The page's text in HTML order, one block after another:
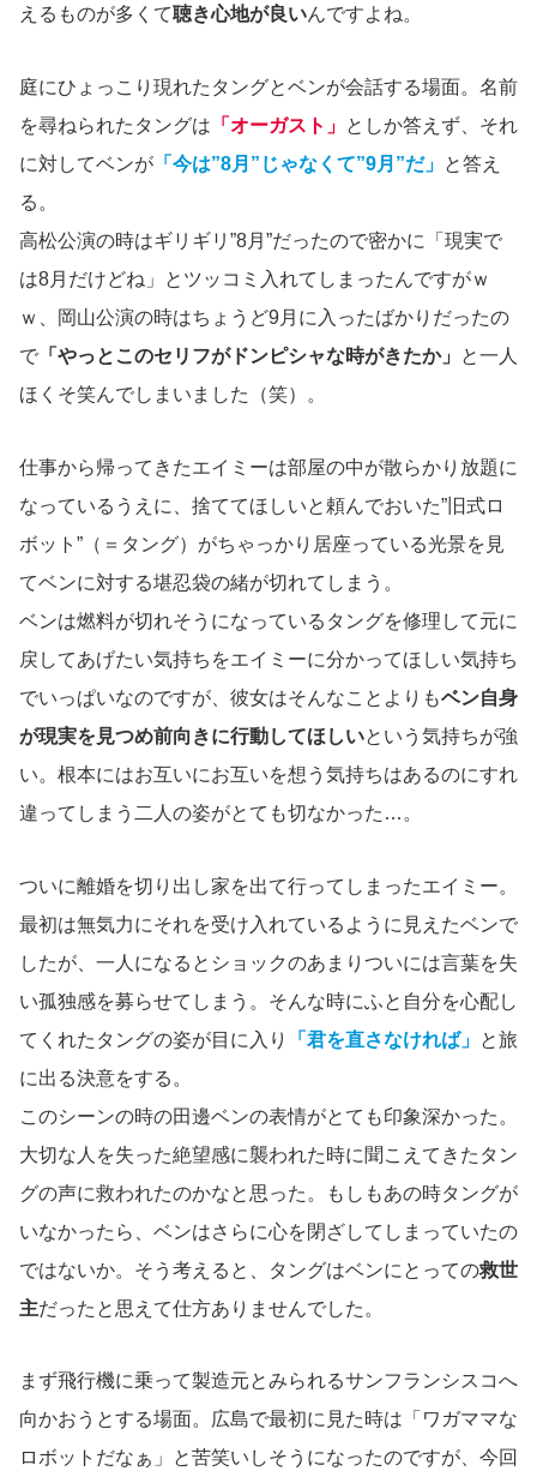
えるものが多くて聴き心地が良いんですよね。
庭にひょっこり現れたタングとベンが会話する場面。名前
を尋ねられたタングは 「オーガスト」 としか答えず、それ
に対してベンが 「今は”8月”じゃなくて”9月”だ」 と答え
る。
高松公演の時はギリギリ”8月”だったので密かに「現実で
は8月だけどね」とツッコミ入れてしまったんですがｗ
ｗ、岡山公演の時はちょうど9月に入ったばかりだったの
で 「やっとこのセリフがドンピシャな時がきたか」
と一人
ほくそ笑んでしまいました（笑）。
仕事から帰ってきたエイミーは部屋の中が散らかり放題に
なっているうえに、捨ててほしいと頼んでおいた”旧式ロ
ボット”（＝タング）がちゃっかり居座っている光景を見
てベンに対する堪忍袋の緒が切れてしまう。
ベンは燃料が切れそうになっているタングを修理して元に
戻してあげたい気持ちをエイミーに分かってほしい気持ち
でいっぱいなのですが、彼女はそんなことよりもベン自身
が現実を見つめ前向きに行動してほしいという気持ちが強
い。根本にはお互いにお互いを想う気持ちはあるのにすれ
違ってしまう二人の姿がとても切なかった…。
ついに離婚を切り出し家を出て行ってしまったエイミー。
最初は無気力にそれを受け入れているように見えたベンで
したが、一人になるとショックのあまりついには言葉を失
い孤独感を募らせてしまう。そんな時にふと自分を心配し
てくれたタングの姿が目に入り
「君を直さなければ」 と旅
に出る決意をする。
このシーンの時の田邊ベンの表情がとても印象深かった。
大切な人を失った絶望感に襲われた時に聞こえてきたタン
グの声に救われたのかなと思った。もしもあの時タングが
いなかったら、ベンはさらに心を閉ざしてしまっていたの
ではないか。そう考えると、タングはベンにとっての救世
主だったと思えて仕方ありませんでした。
まず飛行機に乗って製造元とみられるサンフランシスコへ
向かおうとする場面。広島で最初に見た時は「ワガママな
ロボットだなぁ」と苦笑いしそうになったのですが、今回